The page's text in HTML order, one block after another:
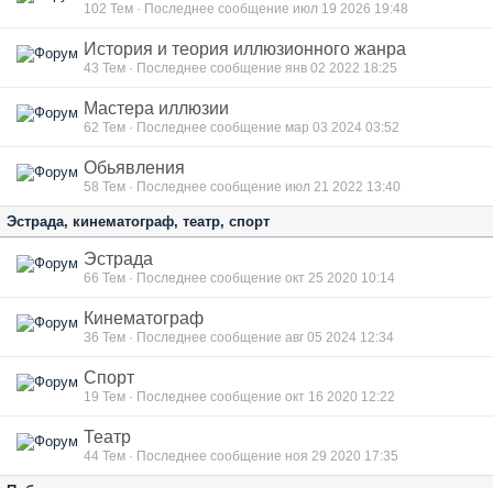
102 Тем · Последнее сообщение июл 19 2026 19:48
История и теория иллюзионного жанра
43 Тем · Последнее сообщение янв 02 2022 18:25
Мастера иллюзии
62 Тем · Последнее сообщение мар 03 2024 03:52
Обьявления
58 Тем · Последнее сообщение июл 21 2022 13:40
Эстрада, кинематограф, театр, спорт
Эстрада
66 Тем · Последнее сообщение окт 25 2020 10:14
Кинематограф
36 Тем · Последнее сообщение авг 05 2024 12:34
Спорт
19 Тем · Последнее сообщение окт 16 2020 12:22
Театр
44 Тем · Последнее сообщение ноя 29 2020 17:35